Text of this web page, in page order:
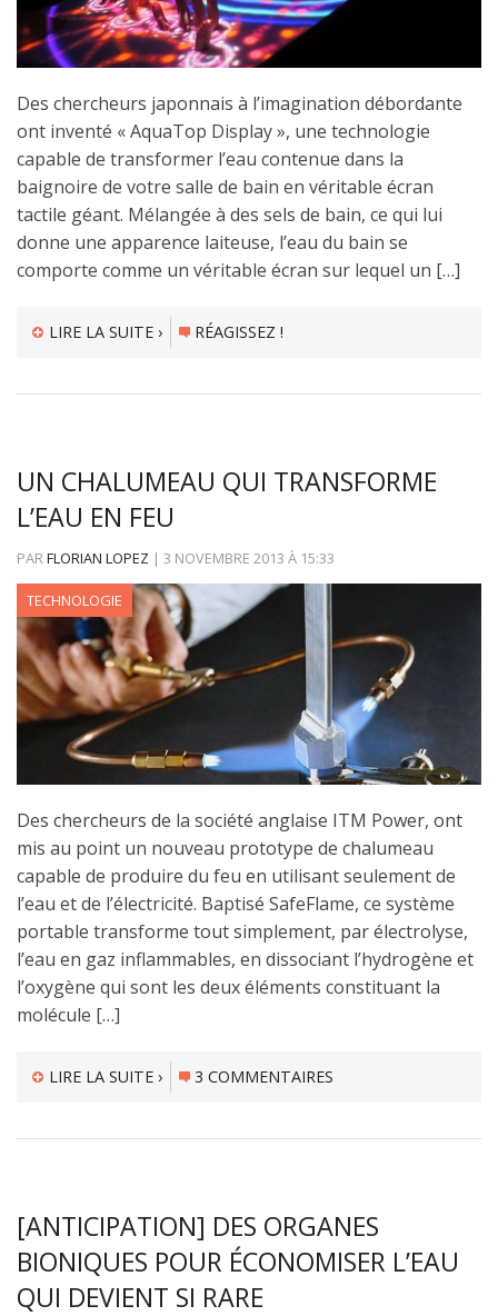
Des chercheurs japonnais à l’imagination débordante
ont inventé « AquaTop Display », une technologie
capable de transformer l’eau contenue dans la
baignoire de votre salle de bain en véritable écran
tactile géant. Mélangée à des sels de bain, ce qui lui
donne une apparence laiteuse, l’eau du bain se
comporte comme un véritable écran sur lequel un […]
LIRE LA SUITE › RÉAGISSEZ !
UN CHALUMEAU QUI TRANSFORME
L’EAU EN FEU
PAR FLORIAN LOPEZ | 3 NOVEMBRE 2013 À 15:33
TECHNOLOGIE
Des chercheurs de la société anglaise ITM Power, ont
mis au point un nouveau prototype de chalumeau
capable de produire du feu en utilisant seulement de
l’eau et de l’électricité. Baptisé SafeFlame, ce système
portable transforme tout simplement, par électrolyse,
l’eau en gaz inflammables, en dissociant l’hydrogène et
l’oxygène qui sont les deux éléments constituant la
molécule […]
LIRE LA SUITE › 3 COMMENTAIRES
[ANTICIPATION] DES ORGANES
BIONIQUES POUR ÉCONOMISER L’EAU
QUI DEVIENT SI RARE